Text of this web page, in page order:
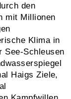
den
mit Millionen
Klima in
See-Schleusen
Haigs Ziele,